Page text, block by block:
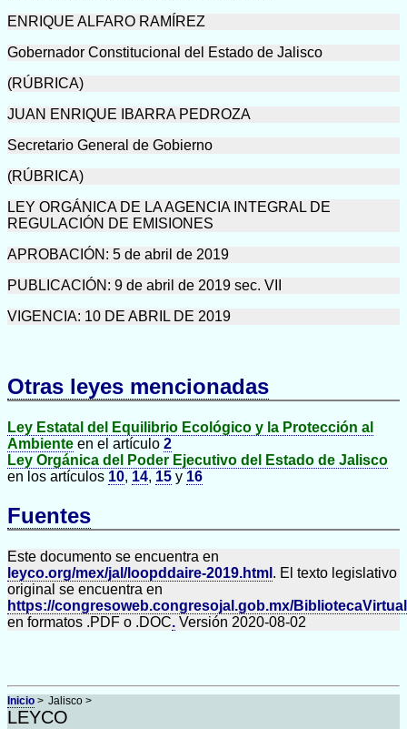
ENRIQUE ALFARO RAMÍREZ
Gobernador Constitucional del Estado de Jalisco
(RÚBRICA)
JUAN ENRIQUE IBARRA PEDROZA
Secretario General de Gobierno
(RÚBRICA)
LEY ORGÁNICA DE LA AGENCIA INTEGRAL DE
REGULACIÓN DE EMISIONES
APROBACIÓN: 5 de abril de 2019
PUBLICACIÓN: 9 de abril de 2019 sec. VII
VIGENCIA: 10 DE ABRIL DE 2019
Otras leyes mencionadas
Ley Estatal del Equilibrio Ecológico y la Protección al
Ambiente en el artículo 2
Ley Orgánica del Poder Ejecutivo del Estado de Jalisco
en los artículos 10, 14, 15 y 16
Fuentes
Este documento se encuentra en
leyco.org/mex/jal/loopddaire-2019.html . El texto legislativo
original se encuentra en
https://congresoweb.congresojal.gob.mx/
en formatos .PDF o .DOC. Versión 2020-08-02
Inicio > Jalisco >
LEYCO